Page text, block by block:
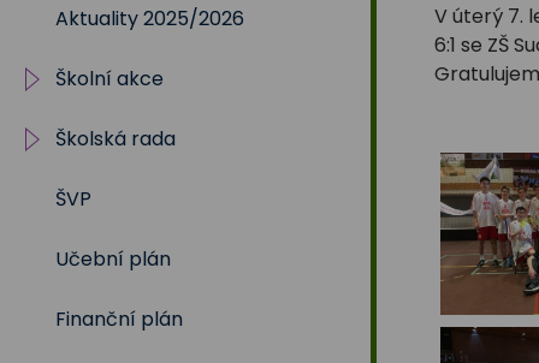
Sadech
375
V úterý 7.
6:1 se ZŠ
Aktuality 2025/2026
Školní akce
2025/2026
2024/2025
2023/2024
2022/2023
Školská rada
Volby 2017
Volby 2020
Volby 2023
ŠVP
Učební plán
Finanční plán